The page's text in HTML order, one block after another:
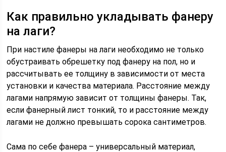
Как правильно укладывать фанеру
на лаги?
При настиле фанеры на лаги необходимо не только
обустраивать обрешетку под фанеру на пол, но и
рассчитывать ее толщину в зависимости от места
установки и качества материала. Расстояние между
лагами напрямую зависит от толщины фанеры. Так,
если фанерный лист тонкий, то и расстояние между
лагами не должно превышать сорока сантиметров.
Сама по себе фанера – универсальный материал,